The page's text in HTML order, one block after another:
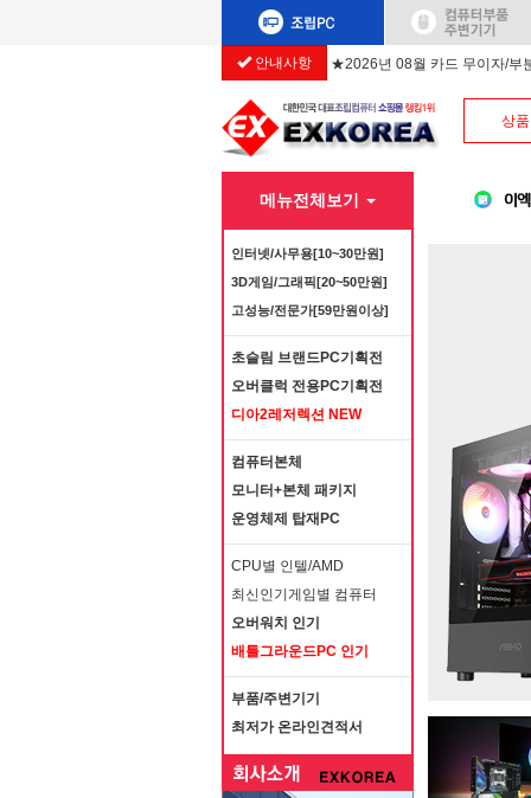
안내사항 ★2026년 08월 카드 무이자/부
상
메뉴전체보기
인터넷/사무용[10~30만원]
3D게임/그래픽[20~50만원]
고성능/전문가[59만원이상]
초슬림 브랜드PC기획전
오버클럭 전용PC기획전
디아2레저렉션 NEW
컴퓨터본체
모니터+본체 패키지
운영체제 탑재PC
CPU별 인텔/AMD
최신인기게임별 컴퓨터
오버워치 인기
배틀그라운드PC 인기
부품/주변기기
최저가 온라인견적서